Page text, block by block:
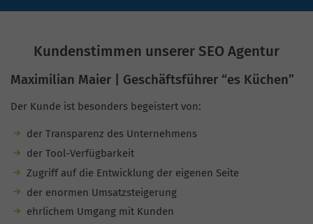
Kundenstimmen unserer SEO Agentur
Maximilian Maier | Geschäftsführer “es Küchen”
Der Kunde ist besonders begeistert von:
der Transparenz des Unternehmens
der Tool-Verfügbarkeit
Zugriff auf die Entwicklung der eigenen Seite
der enormen Umsatzsteigerung
ehrlichem Umgang mit Kunden